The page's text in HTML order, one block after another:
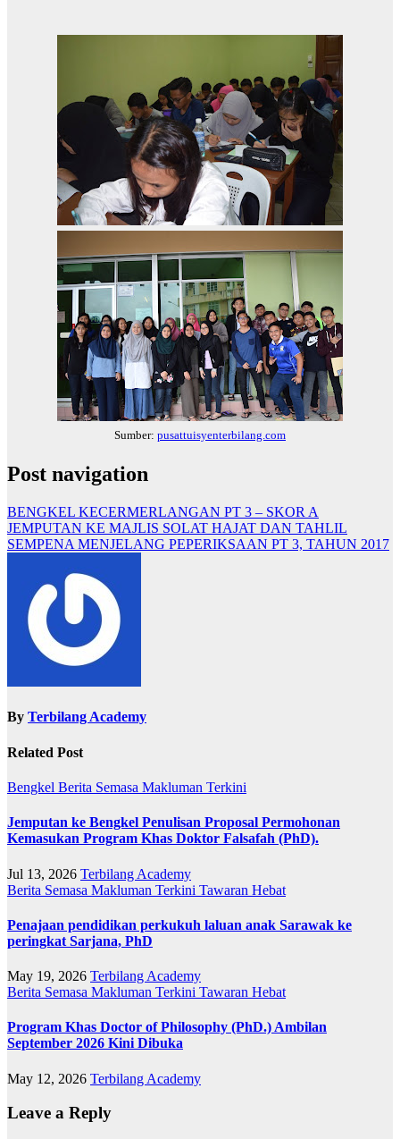
Sumber: pusattuisyenterbilang.com
Post navigation
BENGKEL KECERMERLANGAN PT 3 – SKOR A
JEMPUTAN KE MAJLIS SOLAT HAJAT DAN TAHLIL
SEMPENA MENJELANG PEPERIKSAAN PT 3, TAHUN 2017
By Terbilang Academy
Related Post
Bengkel Berita Semasa Makluman Terkini
Jemputan ke Bengkel Penulisan Proposal Permohonan
Kemasukan Program Khas Doktor Falsafah (PhD).
Jul 13, 2026 Terbilang Academy
Berita Semasa Makluman Terkini Tawaran Hebat
Penajaan pendidikan perkukuh laluan anak Sarawak ke
peringkat Sarjana, PhD
May 19, 2026 Terbilang Academy
Berita Semasa Makluman Terkini Tawaran Hebat
Program Khas Doctor of Philosophy (PhD.) Ambilan
September 2026 Kini Dibuka
May 12, 2026 Terbilang Academy
Leave a Reply